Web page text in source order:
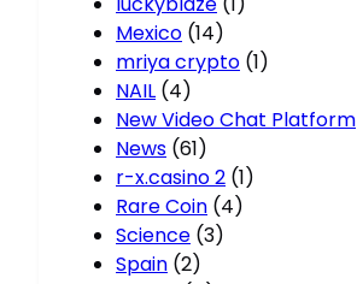
Mexico (14)
mriya crypto (1)
NAIL (4)
New Video Chat Platform
News (61)
r-x.casino 2 (1)
Rare Coin (4)
Science (3)
Spain (2)